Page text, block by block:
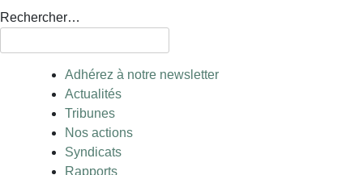
Rechercher…
Adhérez à notre newsletter
Actualités
Tribunes
Nos actions
Syndicats
Rapports